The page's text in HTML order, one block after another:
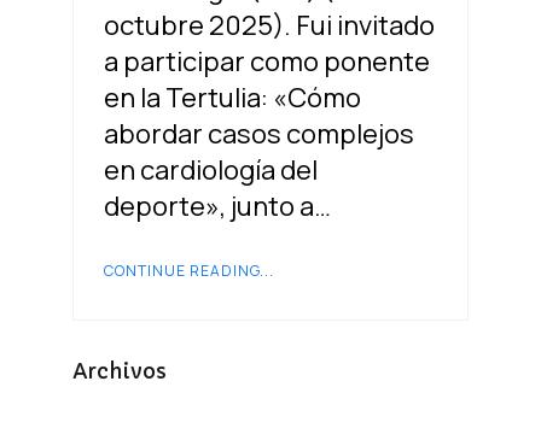
octubre 2025). Fui invitado
a participar como ponente
en la Tertulia: «Cómo
abordar casos complejos
en cardiología del
deporte», junto a…
CONTINUE READING...
Archivos